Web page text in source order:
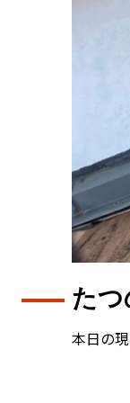
た
本日の現